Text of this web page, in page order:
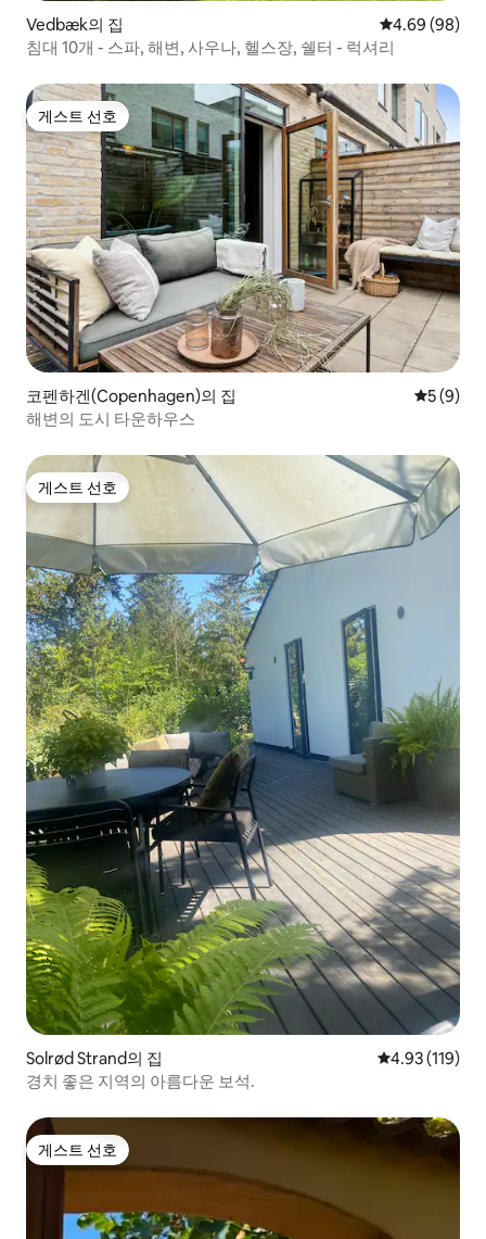
Vedbæk의 집 평점 4.69점(5
4.69 (98)
침대 10개 - 스파, 해변, 사우나, 헬스장, 쉘터 - 럭셔리
게스트 선호
게스트 선호
코펜하겐(Copenhagen)의 집 평점 5점
5 (9)
해변의 도시 타운하우스
게스트 선호
게스트 선호
Solrød Strand의 집 평점 4.93점(5
4.93 (119)
경치 좋은 지역의 아름다운 보석.
게스트 선호
게스트 선호